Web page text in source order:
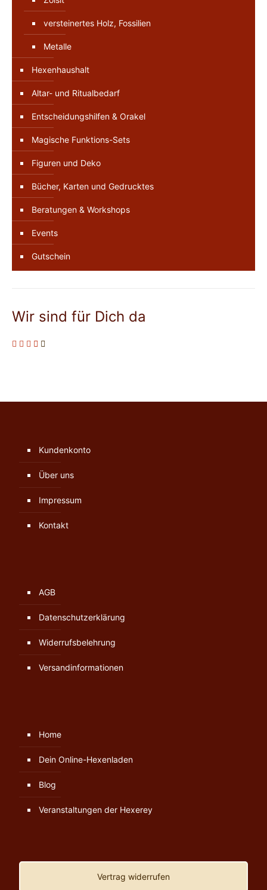
versteinertes Holz, Fossilien
Metalle
Hexenhaushalt
Altar- und Ritualbedarf
Entscheidungshilfen & Orakel
Magische Funktions-Sets
Figuren und Deko
Bücher, Karten und Gedrucktes
Beratungen & Workshops
Events
Gutschein
Wir sind für Dich da
Kundenkonto
Über uns
Impressum
Kontakt
AGB
Datenschutzerklärung
Widerrufsbelehrung
Versandinformationen
Home
Dein Online-Hexenladen
Blog
Veranstaltungen der Hexerey
Vertrag widerrufen